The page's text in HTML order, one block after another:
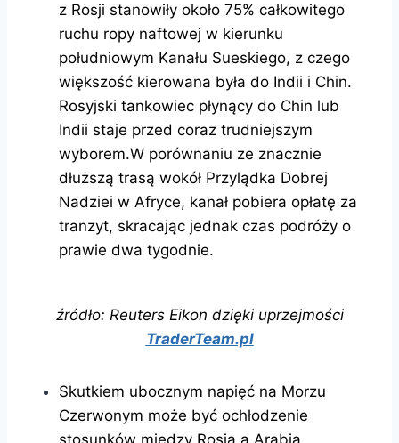
z Rosji stanowiły około 75% całkowitego
ruchu ropy naftowej w kierunku
południowym Kanału Sueskiego, z czego
większość kierowana była do Indii i Chin.
Rosyjski tankowiec płynący do Chin lub
Indii staje przed coraz trudniejszym
wyborem.W porównaniu ze znacznie
dłuższą trasą wokół Przylądka Dobrej
Nadziei w Afryce, kanał pobiera opłatę za
tranzyt, skracając jednak czas podróży o
prawie dwa tygodnie.
źródło: Reuters Eikon dzięki uprzejmości
TraderTeam.pl
Skutkiem ubocznym napięć na Morzu
Czerwonym może być ochłodzenie